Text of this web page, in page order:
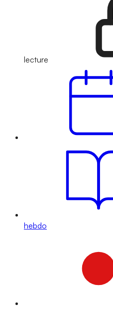
lecture
hebdo